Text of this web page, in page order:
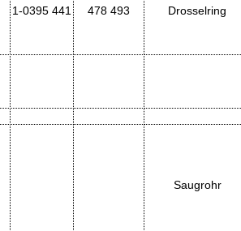
1-0395 441 478 493 Drosselring
Saugrohr